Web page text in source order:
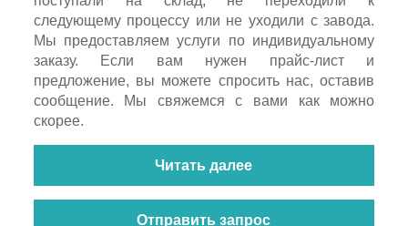
следующему процессу или не уходили с завода.
Мы предоставляем услуги по индивидуальному
заказу. Если вам нужен прайс-лист и
предложение, вы можете спросить нас, оставив
сообщение. Мы свяжемся с вами как можно
скорее.
Читать далее
Отправить запрос